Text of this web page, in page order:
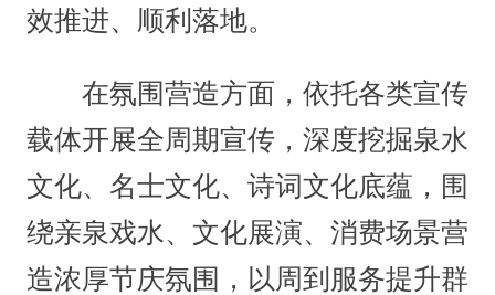
效推进、顺利落地。
在氛围营造方面，依托各类宣传
载体开展全周期宣传，深度挖掘泉水
文化、名士文化、诗词文化底蕴，围
绕亲泉戏水、文化展演、消费场景营
造浓厚节庆氛围，以周到服务提升群